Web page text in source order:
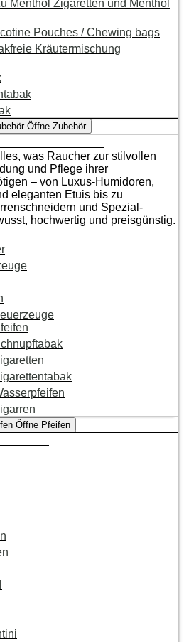
Menthol Zigaretten und Menthol
Pouches / Chewing bags
Kräutermischung
Öffne Zubehör
was Raucher zur stilvollen
und Pflege ihrer
– von Luxus-Humidoren,
eleganten Etuis bis zu
und Spezial-
hochwertig und preisgünstig.
Öffne Pfeifen